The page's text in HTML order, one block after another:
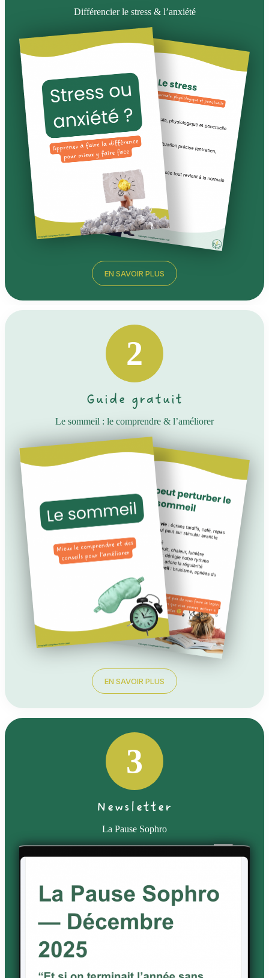
Différencier le stress & l’anxiété
EN SAVOIR PLUS
2
Guide gratuit
Le sommeil : le comprendre & l’améliorer
EN SAVOIR PLUS
3
Newsletter
La Pause Sophro